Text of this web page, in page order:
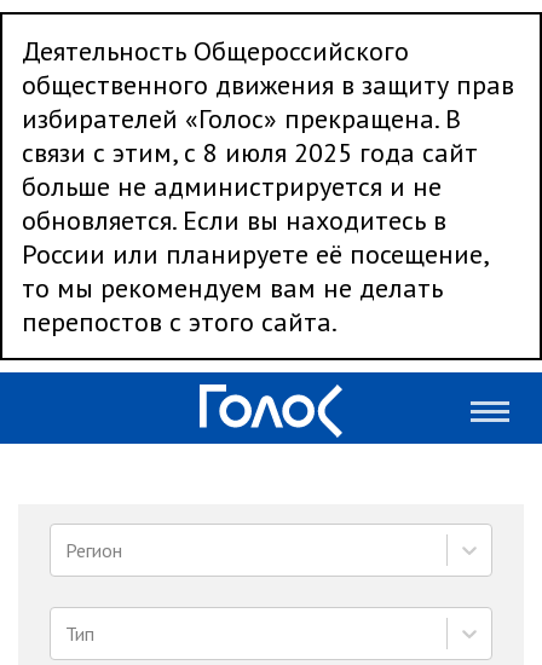
Деятельность Общероссийского
общественного движения в защиту прав
избирателей «Голос» прекращена. В
связи с этим, с 8 июля 2025 года сайт
больше не администрируется и не
обновляется. Если вы находитесь в
России или планируете её посещение,
то мы рекомендуем вам не делать
перепостов с этого сайта.
Регион
Тип